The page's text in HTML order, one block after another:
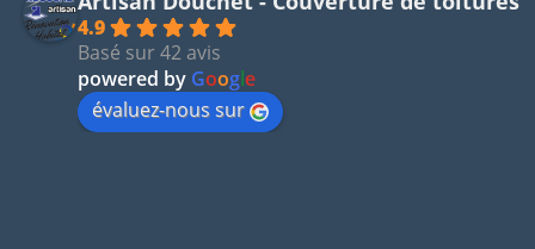
4.9
Basé sur 42 avis
powered by Google
évaluez-nous sur